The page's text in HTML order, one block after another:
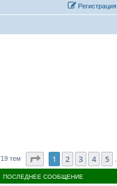
Регистрация
тем Страница1 из 69
1 2 3 4 5
ПОСЛЕДНЕЕ СООБЩЕНИЕ